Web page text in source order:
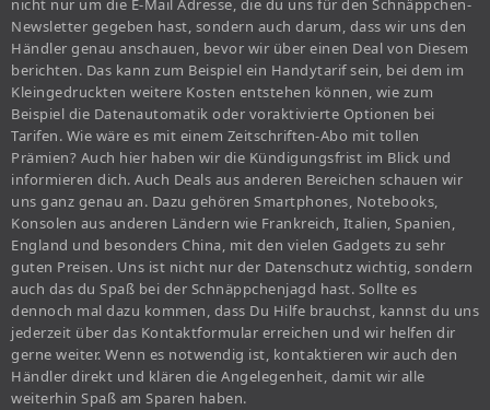
nicht nur um die E-Mail Adresse, die du uns für den Schnäppchen-
Newsletter gegeben hast, sondern auch darum, dass wir uns den
Händler genau anschauen, bevor wir über einen Deal von Diesem
berichten. Das kann zum Beispiel ein Handytarif sein, bei dem im
Kleingedruckten weitere Kosten entstehen können, wie zum
Beispiel die Datenautomatik oder voraktivierte Optionen bei
Tarifen. Wie wäre es mit einem Zeitschriften-Abo mit tollen
Prämien? Auch hier haben wir die Kündigungsfrist im Blick und
informieren dich. Auch Deals aus anderen Bereichen schauen wir
uns ganz genau an. Dazu gehören Smartphones, Notebooks,
Konsolen aus anderen Ländern wie Frankreich, Italien, Spanien,
England und besonders China, mit den vielen Gadgets zu sehr
guten Preisen. Uns ist nicht nur der Datenschutz wichtig, sondern
auch das du Spaß bei der Schnäppchenjagd hast. Sollte es
dennoch mal dazu kommen, dass Du Hilfe brauchst, kannst du uns
jederzeit über das Kontaktformular erreichen und wir helfen dir
gerne weiter. Wenn es notwendig ist, kontaktieren wir auch den
Händler direkt und klären die Angelegenheit, damit wir alle
weiterhin Spaß am Sparen haben.